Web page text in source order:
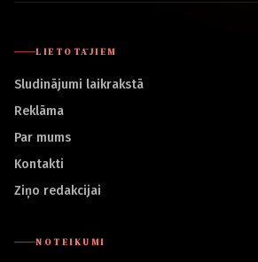
LIETOTĀJIEM
Sludinājumi laikrakstā
Reklāma
Par mums
Kontakti
Ziņo redakcijai
NOTEIKUMI